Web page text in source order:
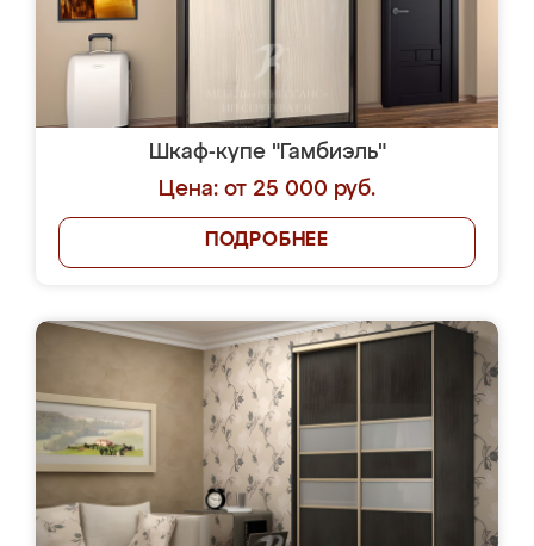
Шкаф-купе "Гамбиэль"
Цена: от 25 000 руб.
ПОДРОБНЕЕ